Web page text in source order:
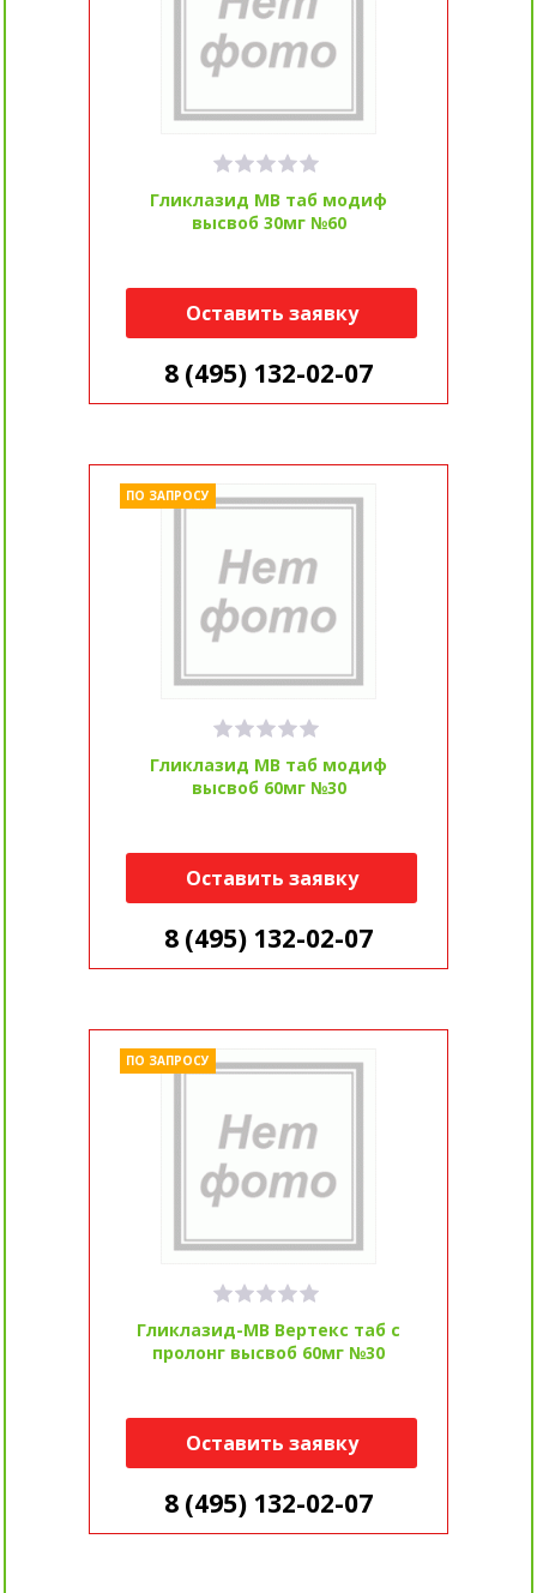
Гликлазид МВ таб модиф
высвоб 30мг №60
Оставить заявку
8 (495) 132-02-07
Гликлазид МВ таб модиф
высвоб 60мг №30
ПО ЗАПРОСУ
Оставить заявку
8 (495) 132-02-07
Гликлазид-МВ Вертекс таб с
пролонг высвоб 60мг №30
ПО ЗАПРОСУ
Оставить заявку
8 (495) 132-02-07